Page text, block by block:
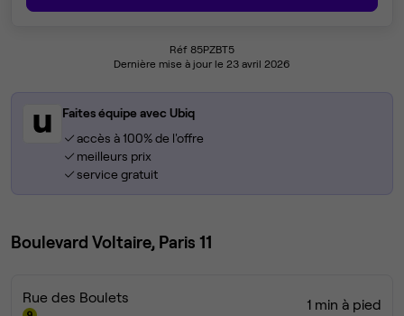
Réf 85PZBT5
Dernière mise à jour le 23 avril 2026
Faites équipe avec Ubiq
accès à 100% de l'offre
meilleurs prix
service gratuit
Boulevard Voltaire, Paris 11
Rue des Boulets 1 min à pied